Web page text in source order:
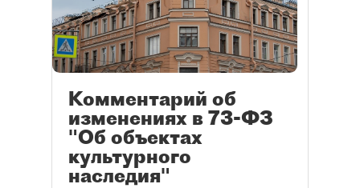
Комментарий об
изменениях в 73-ФЗ
"Об объектах
культурного
наследия"